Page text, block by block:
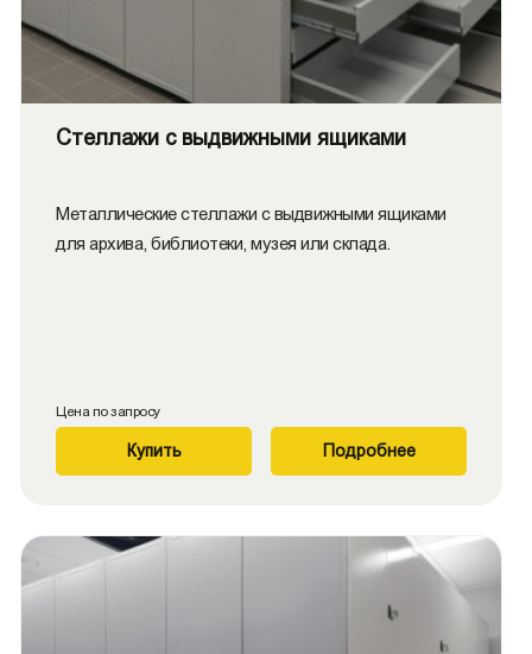
Стеллажи с выдвижными ящиками
Металлические стеллажи с выдвижными ящиками
для архива, библиотеки, музея или склада.
Цена по запросу
Купить Подробнее